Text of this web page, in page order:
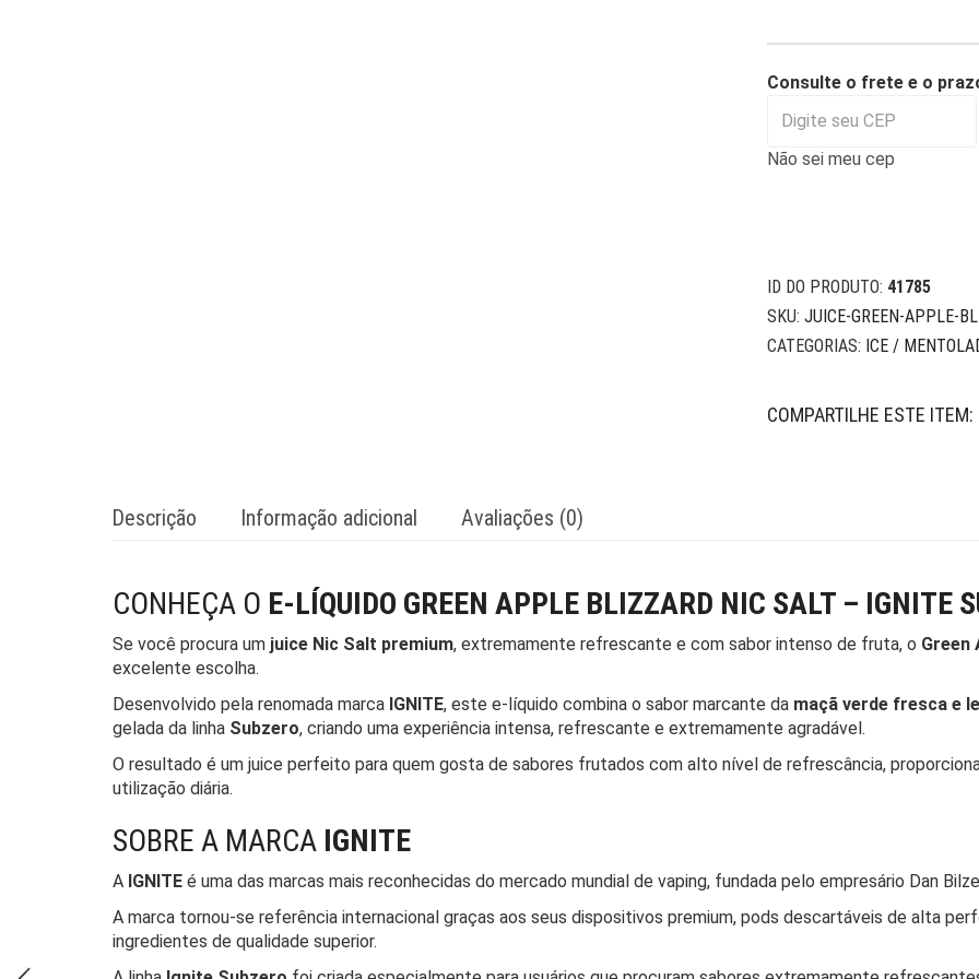
Consulte o frete e o
Não sei meu cep
ID DO PRODUTO: 41785
SKU: JUICE-GREEN-APPLE-
CATEGORIAS: ICE /
COMPARTILHE ESTE ITEM:
Descrição Informação adicional Avaliações (0)
CONHEÇA O E-LÍQUIDO GREEN APPLE BLIZZARD NIC SALT – IGNITE
Se você procura um juice Nic Salt premium, extremamente refrescante e com sabor intenso de fruta, o Green
excelente escolha.
Desenvolvido pela renomada marca IGNITE, este e-líquido combina o sabor marcante da maçã verde fresca e
gelada da linha Subzero, criando uma experiência intensa, refrescante e extremamente agradável.
O resultado é um juice perfeito para quem gosta de sabores frutados com alto nível de refrescância,
utilização diária.
SOBRE A MARCA IGNITE
A IGNITE é uma das marcas mais reconhecidas do mercado mundial de vaping, fundada pelo empresário Dan
A marca tornou-se referência internacional graças aos seus dispositivos premium, pods descartáveis de alta
ingredientes de qualidade superior.